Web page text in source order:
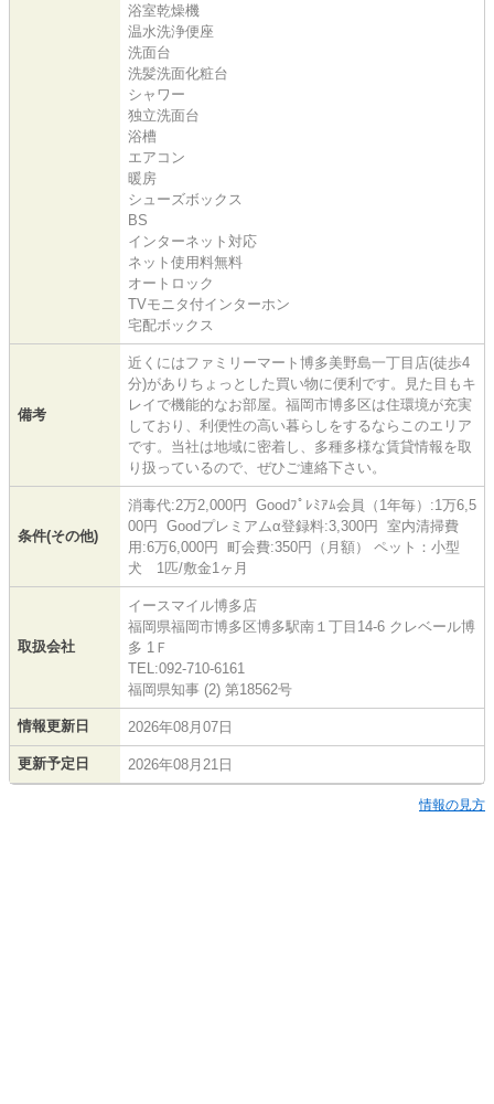
浴室乾燥機
温水洗浄便座
洗面台
洗髪洗面化粧台
シャワー
独立洗面台
浴槽
エアコン
暖房
シューズボックス
BS
インターネット対応
ネット使用料無料
オートロック
TVモニタ付インターホン
宅配ボックス
備考
近くにはファミリーマート博多美野島一丁目店(徒歩4
分)がありちょっとした買い物に便利です。見た目もキ
レイで機能的なお部屋。福岡市博多区は住環境が充実
しており、利便性の高い暮らしをするならこのエリア
です。当社は地域に密着し、多種多様な賃貸情報を取
り扱っているので、ぜひご連絡下さい。
条件(その他)
消毒代:2万2,000円 Goodﾌﾟﾚﾐｱﾑ会員（1年毎）:1万6,5
00円 Goodプレミアムα登録料:3,300円 室内清掃費
用:6万6,000円 町会費:350円（月額） ペット：小型
犬 1匹/敷金1ヶ月
取扱会社
イースマイル博多店
福岡県福岡市博多区博多駅南１丁目14-6 クレベール博
多 1Ｆ
TEL:092-710-6161
福岡県知事 (2) 第18562号
情報更新日 2026年08月07日
更新予定日 2026年08月21日
情報の見方